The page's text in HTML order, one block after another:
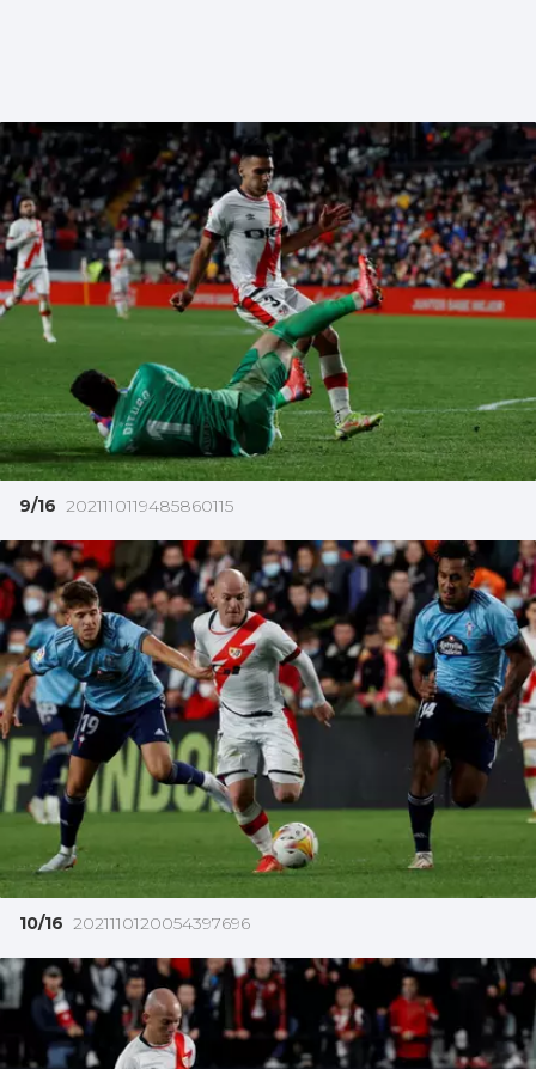
9/16 2021110119485860115
10/16 2021110120054397696